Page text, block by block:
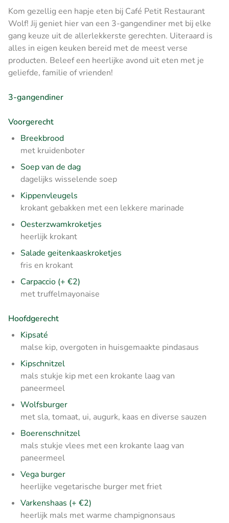
Kom gezellig een hapje eten bij Café Petit Restaurant
Wolf! Jij geniet hier van een 3-gangendiner met bij elke
gang keuze uit de allerlekkerste gerechten. Uiteraard is
alles in eigen keuken bereid met de meest verse
producten. Beleef een heerlijke avond uit eten met je
geliefde, familie of vrienden!
3-gangendiner
Voorgerecht
Breekbrood
met kruidenboter
Soep van de dag
dagelijks wisselende soep
Kippenvleugels
krokant gebakken met een lekkere marinade
Oesterzwamkroketjes
heerlijk krokant
Salade geitenkaaskroketjes
fris en krokant
Carpaccio (+ €2)
met truffelmayonaise
Hoofdgerecht
Kipsaté
malse kip, overgoten in huisgemaakte pindasaus
Kipschnitzel
mals stukje kip met een krokante laag van
paneermeel
Wolfsburger
met sla, tomaat, ui, augurk, kaas en diverse sauzen
Boerenschnitzel
mals stukje vlees met een krokante laag van
paneermeel
Vega burger
heerlijke vegetarische burger met friet
Varkenshaas (+ €2)
heerlijk mals met warme champignonsaus